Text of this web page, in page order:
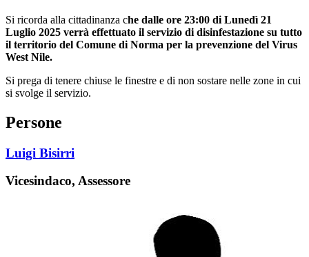
Si ricorda alla cittadinanza che dalle ore 23:00 di Lunedì 21
Luglio 2025 verrà effettuato il servizio di disinfestazione su tutto
il territorio del Comune di Norma per la prevenzione del Virus
West Nile.
Si prega di tenere chiuse le finestre e di non sostare nelle zone in cui
si svolge il servizio.
Persone
Luigi Bisirri
Vicesindaco, Assessore